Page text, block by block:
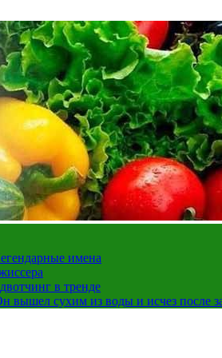
имена
в тренде
сухим из воды и исчез после